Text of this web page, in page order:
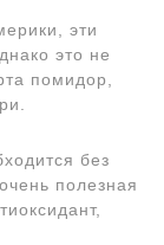
эти
это не
помидор,
без
полезная